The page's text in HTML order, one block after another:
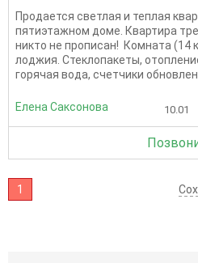
Продается светлая и теплая
пятиэтажном доме. Квартира
никто не прописан! Комната (14
лоджия. Стеклопакеты,
горячая вода, счетчики
Елена Саксонова 10.01
1